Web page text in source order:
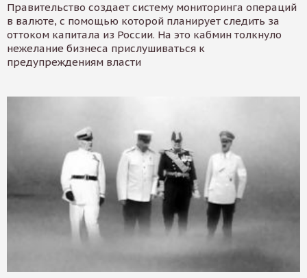
Правительство создает систему мониторинга операций
в валюте, с помощью которой планирует следить за
оттоком капитала из России. На это кабмин толкнуло
нежелание бизнеса прислушиваться к
предупреждениям власти